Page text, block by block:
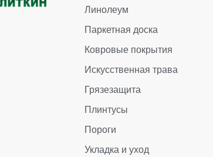
Линолеум
Паркетная доска
Ковровые покрытия
Искусственная трава
Грязезащита
Плинтусы
Пороги
Укладка и уход